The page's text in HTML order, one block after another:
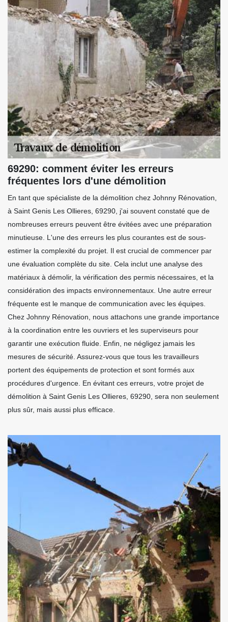
69290: comment éviter les erreurs
fréquentes lors d'une démolition
En tant que spécialiste de la démolition chez Johnny Rénovation,
à Saint Genis Les Ollieres, 69290, j'ai souvent constaté que de
nombreuses erreurs peuvent être évitées avec une préparation
minutieuse. L'une des erreurs les plus courantes est de sous-
estimer la complexité du projet. Il est crucial de commencer par
une évaluation complète du site. Cela inclut une analyse des
matériaux à démolir, la vérification des permis nécessaires, et la
considération des impacts environnementaux. Une autre erreur
fréquente est le manque de communication avec les équipes.
Chez Johnny Rénovation, nous attachons une grande importance
à la coordination entre les ouvriers et les superviseurs pour
garantir une exécution fluide. Enfin, ne négligez jamais les
mesures de sécurité. Assurez-vous que tous les travailleurs
portent des équipements de protection et sont formés aux
procédures d'urgence. En évitant ces erreurs, votre projet de
démolition à Saint Genis Les Ollieres, 69290, sera non seulement
plus sûr, mais aussi plus efficace.